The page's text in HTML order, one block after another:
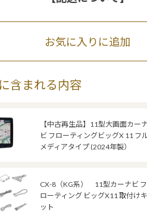
含まれる内容
【中古再生品】11型大画面カー
ビ フローティングビッグX 11 フ
メディアタイプ (2024年製）
CX-8（KG系） 11型カーナビ フ
ローティング ビッグX11 取付けキ
ット
お気に入りに追加